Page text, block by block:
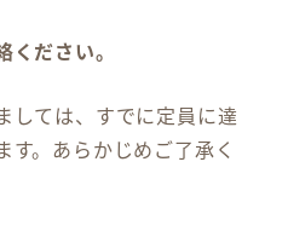
ださい。
ては、すでに定員に達
す。あらかじめご了承く